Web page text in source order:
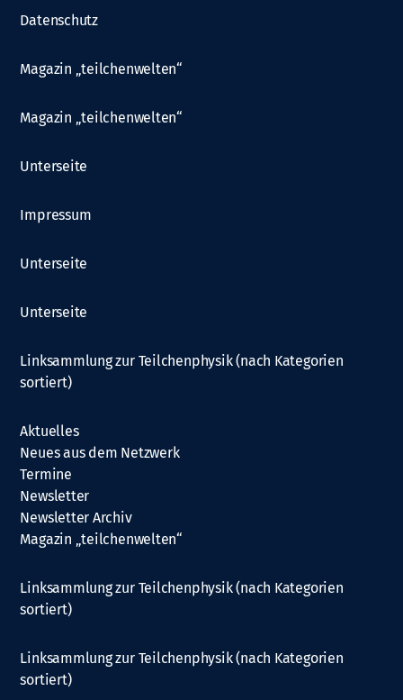
Datenschutz
Magazin „teilchenwelten“
Magazin „teilchenwelten“
Unterseite
Impressum
Unterseite
Unterseite
Linksammlung zur Teilchenphysik (nach Kategorien
sortiert)
Aktuelles
Neues aus dem Netzwerk
Termine
Newsletter
Newsletter Archiv
Magazin „teilchenwelten“
Linksammlung zur Teilchenphysik (nach Kategorien
sortiert)
Linksammlung zur Teilchenphysik (nach Kategorien
sortiert)